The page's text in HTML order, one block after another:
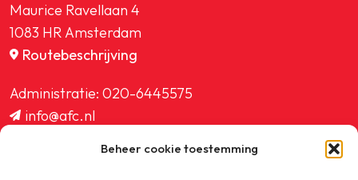
Beheer cookie toestemming
Maurice Ravellaan 4
1083 HR Amsterdam
Routebeschrijving
Administratie: 020-6445575
info@afc.nl